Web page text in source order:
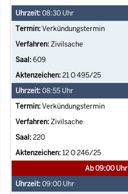
08:30 Uhr
Verkündungstermin
Zivilsache
609
21 O 495/25
08:55 Uhr
Verkündungstermin
Zivilsache
220
12 O 246/25
Ab 09:00 Uhr
09:00 Uhr